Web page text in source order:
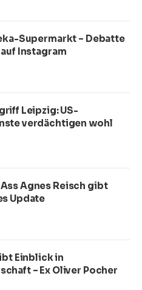
Supermarkt – Debatte
Instagram
Leipzig: US-
verdächtigen wohl
Agnes Reisch gibt
Update
Einblick in
– Ex Oliver Pocher